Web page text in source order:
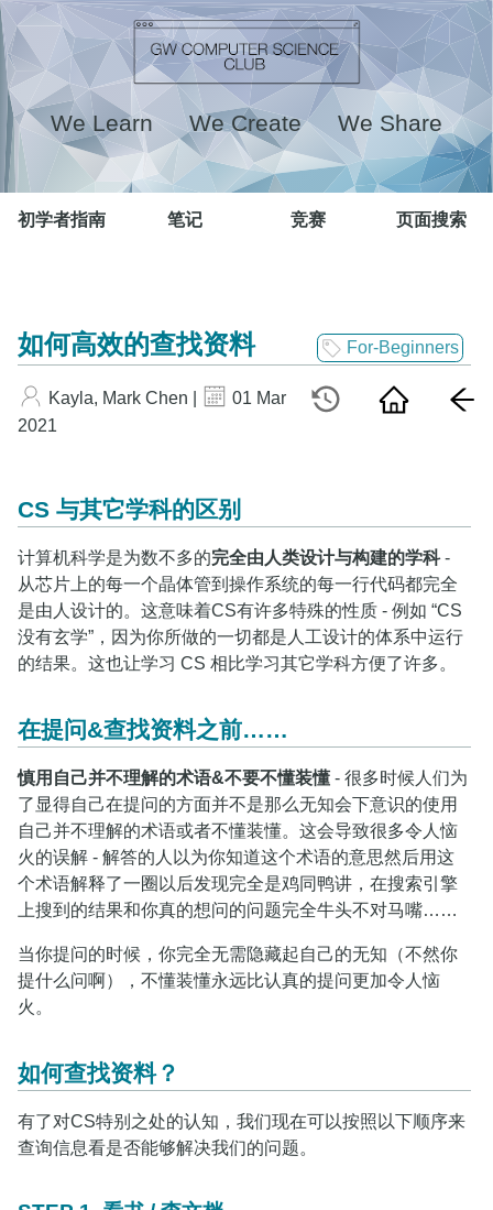
We Learn We Create We Share
初学者指南 笔记 竞赛 页面搜索
如何高效的查找资料 For-Beginners
Kayla, Mark Chen |
01 Mar
2021
CS 与其它学科的区别
计算机科学是为数不多的完全由人类设计与构建的学科-
从芯片上的每一个晶体管到操作系统的每一行代码都完全
是由人设计的。这意味着CS有许多特殊的性质 - 例如 “CS
没有玄学”，因为你所做的一切都是人工设计的体系中运行
的结果。这也让学习 CS 相比学习其它学科方便了许多。
在提问&查找资料之前……
慎用自己并不理解的术语&不要不懂装懂 - 很多时候人们为
了显得自己在提问的方面并不是那么无知会下意识的使用
自己并不理解的术语或者不懂装懂。这会导致很多令人恼
火的误解 - 解答的人以为你知道这个术语的意思然后用这
个术语解释了一圈以后发现完全是鸡同鸭讲，在搜索引擎
上搜到的结果和你真的想问的问题完全牛头不对马嘴……
当你提问的时候，你完全无需隐藏起自己的无知（不然你
提什么问啊），不懂装懂永远比认真的提问更加令人恼
火。
如何查找资料？
有了对CS特别之处的认知，我们现在可以按照以下顺序来
查询信息看是否能够解决我们的问题。